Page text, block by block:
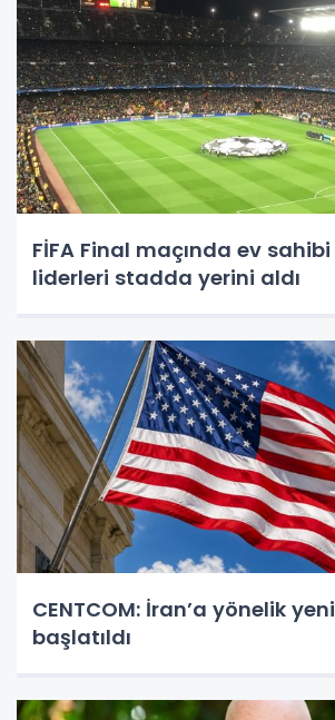
FİFA Final maçında ev
liderleri stadda yerini aldı
CENTCOM: İran’a yönelik
başlatıldı